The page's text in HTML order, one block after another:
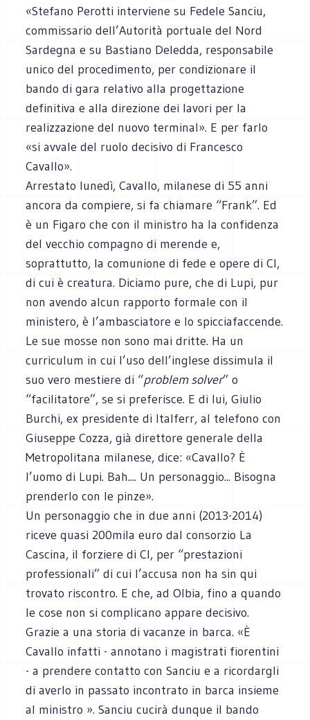
«Stefano Perotti interviene su Fedele Sanciu,
commissario dell’Autorità portuale del Nord
Sardegna e su Bastiano Deledda, responsabile
unico del procedimento, per condizionare il
bando di gara relativo alla progettazione
definitiva e alla direzione dei lavori per la
realizzazione del nuovo terminal». E per farlo
«si avvale del ruolo decisivo di Francesco
Cavallo».
Arrestato lunedì, Cavallo, milanese di 55 anni
ancora da compiere, si fa chiamare “Frank”. Ed
è un Figaro che con il ministro ha la confidenza
del vecchio compagno di merende e,
soprattutto, la comunione di fede e opere di Cl,
di cui è creatura. Diciamo pure, che di Lupi, pur
non avendo alcun rapporto formale con il
ministero, è l’ambasciatore e lo spicciafaccende.
Le sue mosse non sono mai dritte. Ha un
curriculum in cui l’uso dell’inglese dissimula il
suo vero mestiere di “problem solver” o
“facilitatore”, se si preferisce. E di lui, Giulio
Burchi, ex presidente di Italferr, al telefono con
Giuseppe Cozza, già direttore generale della
Metropolitana milanese, dice: «Cavallo? È
l’uomo di Lupi. Bah.... Un personaggio... Bisogna
prenderlo con le pinze».
Un personaggio che in due anni (2013-2014)
riceve quasi 200mila euro dal consorzio La
Cascina, il forziere di Cl, per “prestazioni
professionali” di cui l’accusa non ha sin qui
trovato riscontro. E che, ad Olbia, fino a quando
le cose non si complicano appare decisivo.
Grazie a una storia di vacanze in barca. «È
Cavallo infatti - annotano i magistrati fiorentini
- a prendere contatto con Sanciu e a ricordargli
di averlo in passato incontrato in barca insieme
al ministro ». Sanciu cucirà dunque il bando